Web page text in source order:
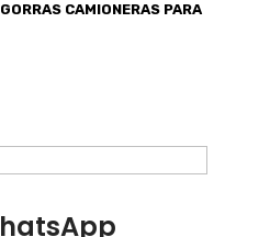
GORRAS CAMIONERAS PARA